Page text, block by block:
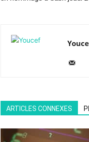
ARTICLES CONNEXES